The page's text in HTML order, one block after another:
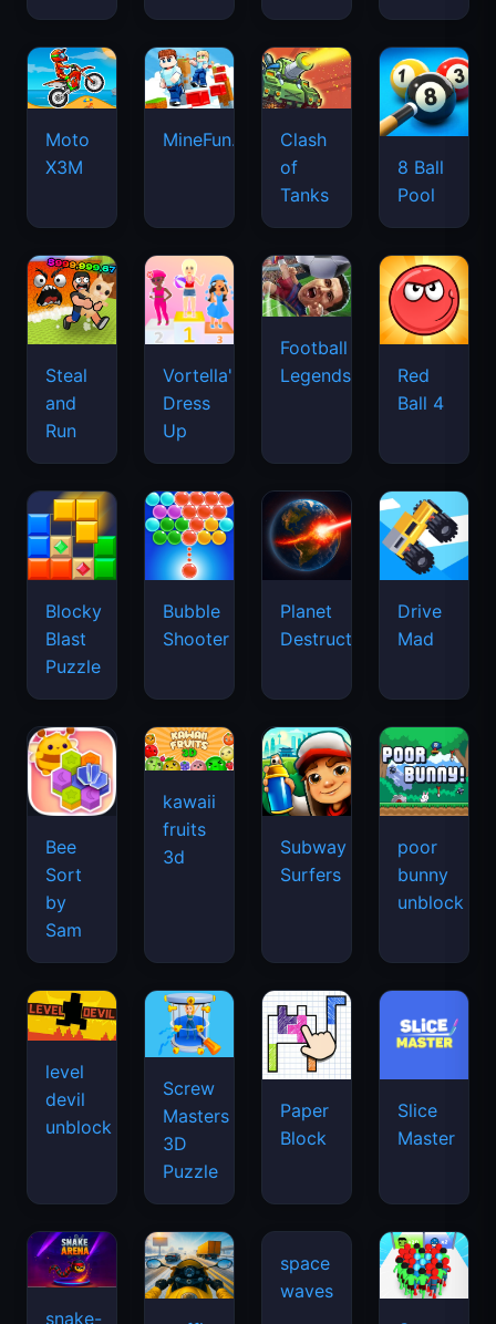
Moto
X3M
MineFun.io
Clash
of
Tanks
8 Ball
Pool
Steal
and
Run
Vortella's
Dress
Up
Football
Legends
Red
Ball 4
Blocky
Blast
Puzzle
Bubble
Shooter
Planet
Destruction
Drive
Mad
Bee
Sort
by
Sam
kawaii
fruits
3d
Subway
Surfers
poor
bunny
unblock
level
devil
unblock
Screw
Masters
3D
Puzzle
Paper
Block
Slice
Master
snake-